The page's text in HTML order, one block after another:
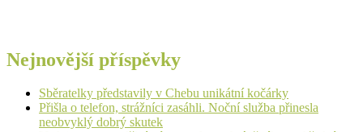
Nejnovější příspěvky
Sběratelky představily v Chebu unikátní kočárky
Přišla o telefon, strážníci zasáhli. Noční služba přinesla
neobvyklý dobrý skutek